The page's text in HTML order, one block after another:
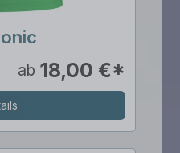
ab 18,00 €*